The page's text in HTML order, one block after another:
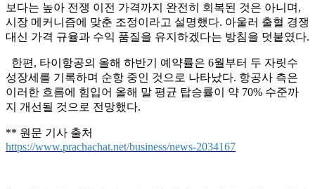
보다는 높아 전쟁 이전 가격까지 완전히 회복된 것은 아니며,
시장 메커니즘에 맞춘 조정이라고 설명했다. 아울러 출혈 경쟁
대신 가격 규율과 수익 품질을 유지하겠다는 방침을 덧붙였다.
한편, 타이항공의 올해 하반기 예약률은 6월부터 두 자릿수
성장세를 기록하며 순항 중인 것으로 나타났다. 항공사 측은
이러한 흐름에 힘입어 올해 말 평균 탑승률이 약 70% 수준까
지 개선될 것으로 전망했다.
** 원문 기사 출처
https://www.prachachat.net/business/news-2034167